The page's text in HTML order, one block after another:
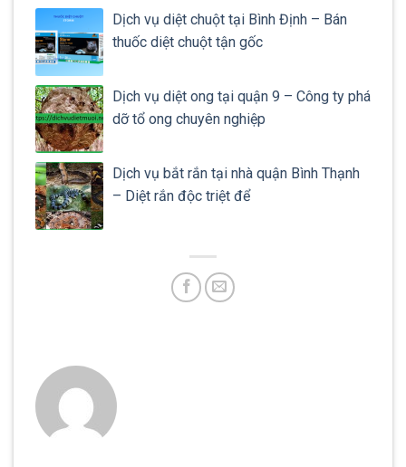
Dịch vụ diệt chuột tại Bình Định – Bán
thuốc diệt chuột tận gốc
Dịch vụ diệt ong tại quận 9 – Công ty phá
dỡ tổ ong chuyên nghiệp
Dịch vụ bắt rắn tại nhà quận Bình Thạnh
– Diệt rắn độc triệt để